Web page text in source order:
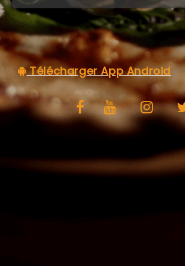
C.G.V
Télécharger App Android